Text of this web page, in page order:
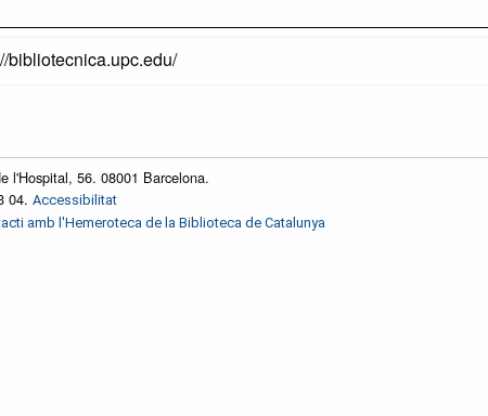
bibliotecnica.upc.edu/
l'Hospital, 56. 08001 Barcelona.
04. Accessibilitat
amb l'Hemeroteca de la Biblioteca de Catalunya